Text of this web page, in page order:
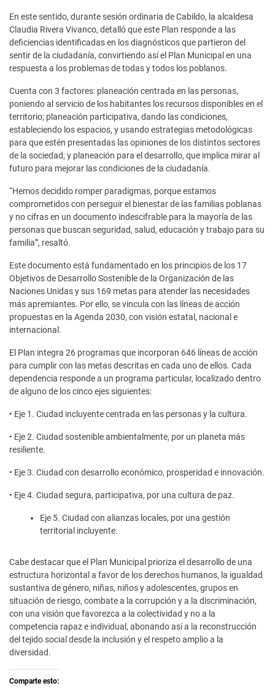
En este sentido, durante sesión ordinaria de Cabildo, la alcaldesa
Claudia Rivera Vivanco, detalló que este Plan responde a las
deficiencias identificadas en los diagnósticos que partieron del
sentir de la ciudadanía, convirtiendo así el Plan Municipal en una
respuesta a los problemas de todas y todos los poblanos.
Cuenta con 3 factores: planeación centrada en las personas,
poniendo al servicio de los habitantes los recursos disponibles en el
territorio; planeación participativa, dando las condiciones,
estableciendo los espacios, y usando estrategias metodológicas
para que estén presentadas las opiniones de los distintos sectores
de la sociedad; y planeación para el desarrollo, que implica mirar al
futuro para mejorar las condiciones de la ciudadanía.
“Hemos decidido romper paradigmas, porque estamos
comprometidos con perseguir el bienestar de las familias poblanas
y no cifras en un documento indescifrable para la mayoría de las
personas que buscan seguridad, salud, educación y trabajo para su
familia”, resaltó.
Este documento está fundamentado en los principios de los 17
Objetivos de Desarrollo Sostenible de la Organización de las
Naciones Unidas y sus 169 metas para atender las necesidades
más apremiantes. Por ello, se vincula con las líneas de acción
propuestas en la Agenda 2030, con visión estatal, nacional e
internacional.
El Plan integra 26 programas que incorporan 646 líneas de acción
para cumplir con las metas descritas en cada uno de ellos. Cada
dependencia responde a un programa particular, localizado dentro
de alguno de los cinco ejes siguientes:
• Eje 1. Ciudad incluyente centrada en las personas y la cultura.
• Eje 2. Ciudad sostenible ambientalmente, por un planeta más
resiliente.
• Eje 3. Ciudad con desarrollo económico, prosperidad e innovación.
• Eje 4. Ciudad segura, participativa, por una cultura de paz.
Eje 5. Ciudad con alianzas locales, por una gestión
territorial incluyente.
Cabe destacar que el Plan Municipal prioriza el desarrollo de una
estructura horizontal a favor de los derechos humanos, la igualdad
sustantiva de género, niñas, niños y adolescentes, grupos en
situación de riesgo, combate a la corrupción y a la discriminación,
con una visión que favorezca a la colectividad y no a la
competencia rapaz e individual, abonando así a la reconstrucción
del tejido social desde la inclusión y el respeto amplio a la
diversidad.
Comparte esto: